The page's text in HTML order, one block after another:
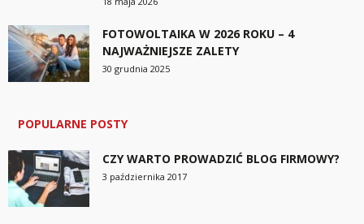
FOTOWOLTAIKA W 2026 ROKU – 4
NAJWAŻNIEJSZE ZALETY
30 grudnia 2025
POPULARNE POSTY
CZY WARTO PROWADZIĆ BLOG FIRMOWY?
3 października 2017